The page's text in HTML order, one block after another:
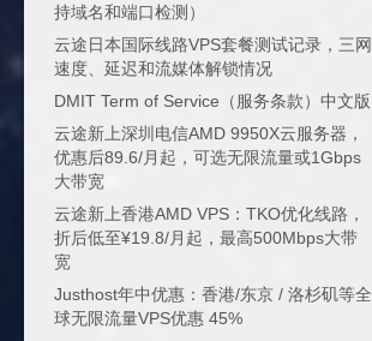
持域名和端口检测）
云途日本国际线路VPS套餐测试记录，三网
速度、延迟和流媒体解锁情况
DMIT Term of Service（服务条款）中文版
云途新上深圳电信AMD 9950X云服务器，
优惠后89.6/月起，可选无限流量或1Gbps
大带宽
云途新上香港AMD VPS：TKO优化线路，
折后低至¥19.8/月起，最高500Mbps大带
宽
Justhost年中优惠：香港/东京 / 洛杉矶等全
球无限流量VPS优惠 45%